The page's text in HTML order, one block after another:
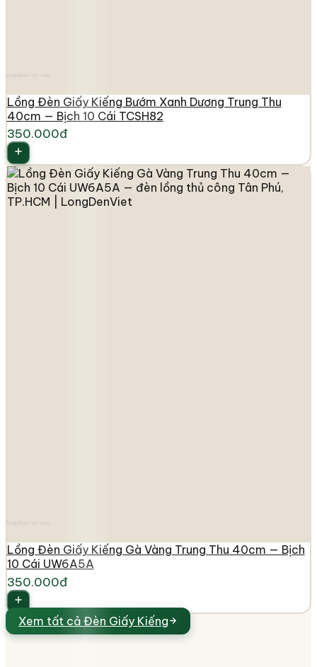
Lồng Đèn Giấy Kiếng Bướm Xanh Dương Trung Thu
40cm — Bịch 10 Cái TCSH82
350.000đ
Lồng Đèn Giấy Kiếng Gà Vàng Trung Thu 40cm — Bịch
10 Cái UW6A5A
350.000đ
Xem tất cả Đèn Giấy Kiếng